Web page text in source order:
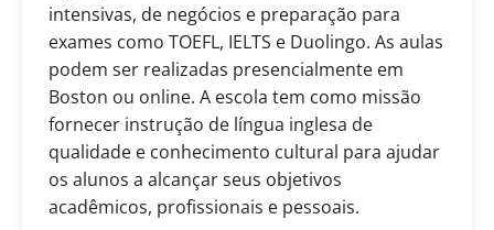
intensivas, de negócios e preparação para
exames como TOEFL, IELTS e Duolingo. As aulas
podem ser realizadas presencialmente em
Boston ou online. A escola tem como missão
fornecer instrução de língua inglesa de
qualidade e conhecimento cultural para ajudar
os alunos a alcançar seus objetivos
acadêmicos, profissionais e pessoais.